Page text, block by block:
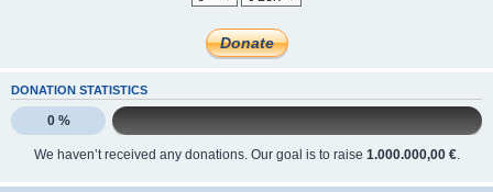
DONATION STATISTICS
0 %
We haven’t received any donations. Our goal is to raise 1.000.000,00 €.